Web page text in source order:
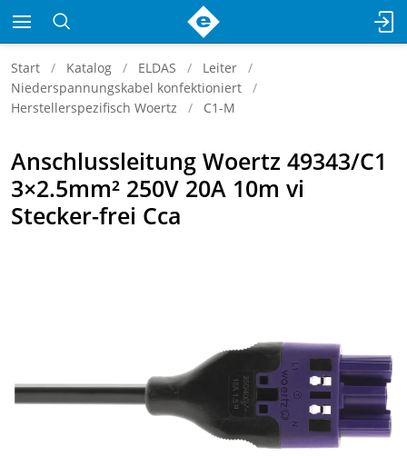
Start Katalog ELDAS
Leiter
Niederspannungskabel konfektioniert
Herstellerspezifisch Woertz
C1-M
Anschlussleitung Woertz 49343/C1
3×2.5mm² 250V 20A 10m vi
Stecker-frei Cca